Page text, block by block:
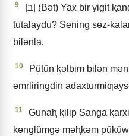
9
tutalaydu? Sening sɵz-
bilǝnla.
10
Pütün ⱪǝlbim bilǝn
ǝmrliringdin
11
Gunaⱨ ⱪilip Sanga
kɵnglümgǝ mǝⱨkǝm